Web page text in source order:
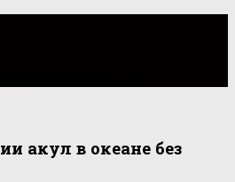
акул в океане без